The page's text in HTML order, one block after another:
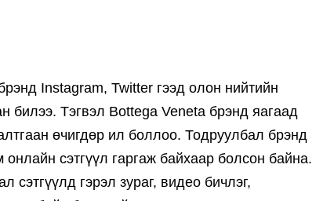
Instagram, Twitter гээд олон нийтийн
билээ. Тэгвэл Bottega Veneta брэнд яагаад
өчигдөр ил боллоо. Тодруулбал брэнд
сэтгүүл гаргаж байхаар болсон байна.
сэтгүүлд гэрэл зураг, видео бичлэг,